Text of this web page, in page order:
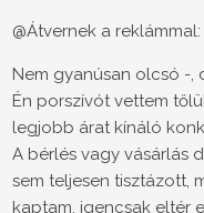
@Átvernek a reklámmal:
Nem gyanúsan olcsó -
Én porszívót vettem
legjobb árat kínáló
A bérlés vagy vásárlás
sem teljesen tisztázott,
kaptam, igencsak eltér